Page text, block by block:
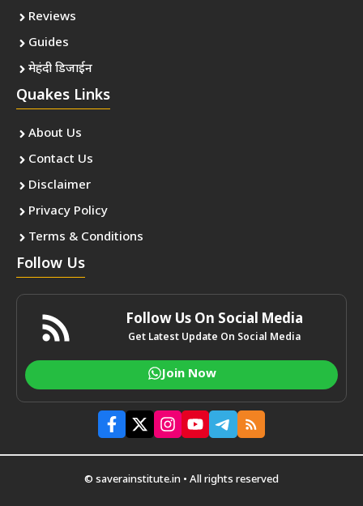
Reviews
Guides
मेहंदी डिजाईन
Quakes Links
About Us
Contact Us
Disclaimer
Privacy Policy
Terms & Conditions
Follow Us
Follow Us On Social Media
Get Latest Update On Social Media
Join Now
© saverainstitute.in • All rights reserved